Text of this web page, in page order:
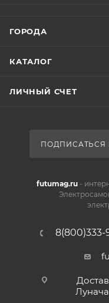
ГОРОДА
КАТАЛОГ
ЛИЧНЫЙ СЧЕТ
ПОДПИСАТЬСЯ
futumag.ru-
8(800)333-